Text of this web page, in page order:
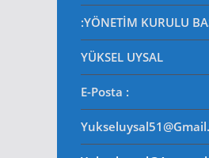
:YÖNETİM KURULU
YÜKSEL UYSAL
E-Posta :